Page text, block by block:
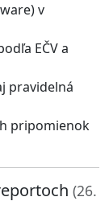
v
EČV a
pravidelná
pripomienok
(26.